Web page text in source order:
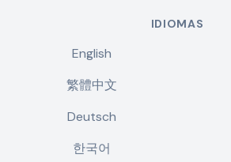
IDIOMAS
English
繁體中文
Deutsch
한국어